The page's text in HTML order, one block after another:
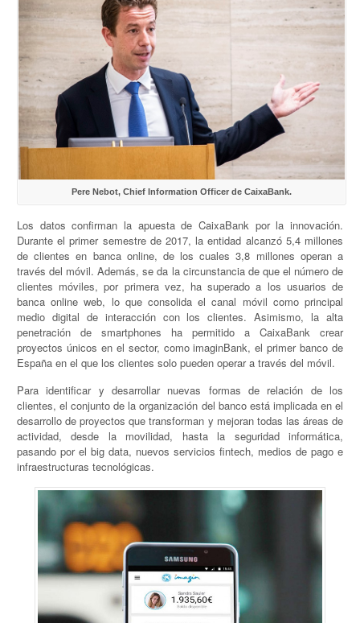
Pere Nebot, Chief Information Officer de CaixaBank.
Los datos confirman la apuesta de CaixaBank por la innovación.
Durante el primer semestre de 2017, la entidad alcanzó 5,4 millones
de clientes en banca online, de los cuales 3,8 millones operan a
través del móvil. Además, se da la circunstancia de que el número de
clientes móviles, por primera vez, ha superado a los usuarios de
banca online web, lo que consolida el canal móvil como principal
medio digital de interacción con los clientes. Asimismo, la alta
penetración de smartphones ha permitido a CaixaBank crear
proyectos únicos en el sector, como imaginBank, el primer banco de
España en el que los clientes solo pueden operar a través del móvil.
Para identificar y desarrollar nuevas formas de relación de los
clientes, el conjunto de la organización del banco está implicada en el
desarrollo de proyectos que transforman y mejoran todas las áreas de
actividad, desde la movilidad, hasta la seguridad informática,
pasando por el big data, nuevos servicios fintech, medios de pago e
infraestructuras tecnológicas.